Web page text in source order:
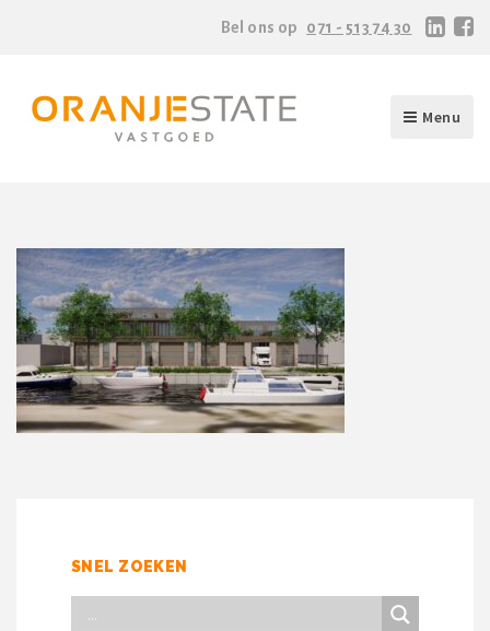
Bel ons op 071 - 513 74 30
Menu
SNEL ZOEKEN